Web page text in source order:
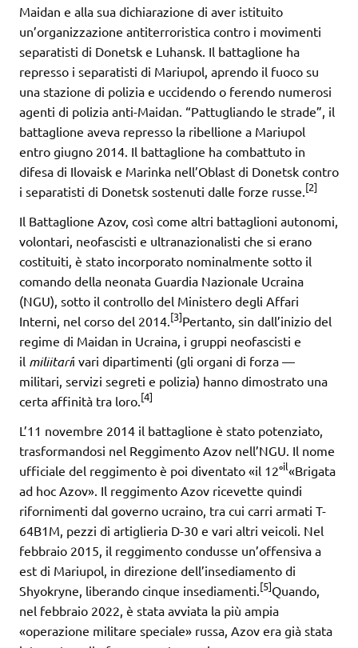
Maidan e alla sua dichiarazione di aver istituito
un’organizzazione antiterroristica contro i movimenti
separatisti di Donetsk e Luhansk. Il battaglione ha
represso i separatisti di Mariupol, aprendo il fuoco su
una stazione di polizia e uccidendo o ferendo numerosi
agenti di polizia anti-Maidan. “Pattugliando le strade”, il
battaglione aveva represso la ribellione a Mariupol
entro giugno 2014. Il battaglione ha combattuto in
difesa di Ilovaisk e Marinka nell’Oblast di Donetsk contro
i separatisti di Donetsk sostenuti dalle forze russe. [2]
Il Battaglione Azov, così come altri battaglioni autonomi,
volontari, neofascisti e ultranazionalisti che si erano
costituiti, è stato incorporato nominalmente sotto il
comando della neonata Guardia Nazionale Ucraina
(NGU), sotto il controllo del Ministero degli Affari
Interni, nel corso del 2014. [3]Pertanto, sin dall’inizio del
regime di Maidan in Ucraina, i gruppi neofascisti e
il miliitarii vari dipartimenti (gli organi di forza —
militari, servizi segreti e polizia) hanno dimostrato una
certa affinità tra loro. [4]
L’11 novembre 2014 il battaglione è stato potenziato,
trasformandosi nel Reggimento Azov nell’NGU. Il nome
ufficiale del reggimento è poi diventato «il 12°il«Brigata
ad hoc Azov». Il reggimento Azov ricevette quindi
rifornimenti dal governo ucraino, tra cui carri armati T-
64B1M, pezzi di artiglieria D-30 e vari altri veicoli. Nel
febbraio 2015, il reggimento condusse un’offensiva a
est di Mariupol, in direzione dell’insediamento di
Shyokryne, liberando cinque insediamenti. [5]Quando,
nel febbraio 2022, è stata avviata la più ampia
«operazione militare speciale» russa, Azov era già stata